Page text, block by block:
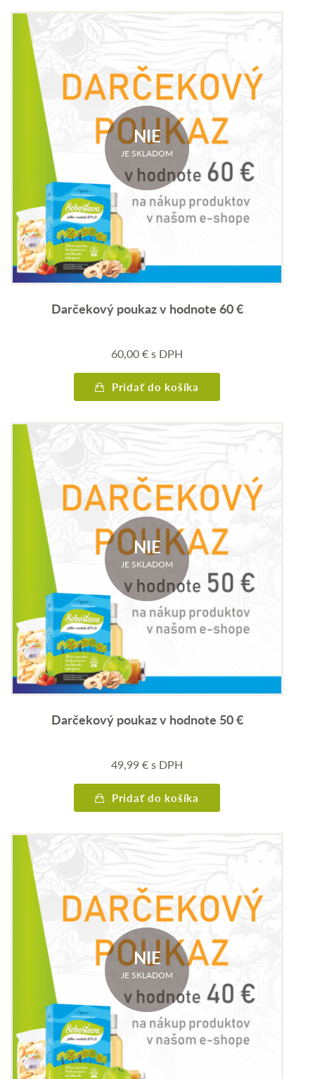
NIE
JE SKLADOM
Darčekový poukaz v hodnote 60 €
60,00€s DPH
Pridať do košíka
NIE
JE SKLADOM
Darčekový poukaz v hodnote 50 €
49,99€s DPH
Pridať do košíka
NIE
JE SKLADOM